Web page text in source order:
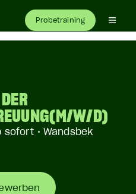
Probetraining
W/D)
sofort • Wandsbek